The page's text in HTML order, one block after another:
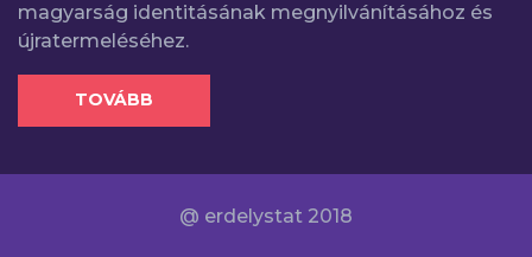
magyarság identitásának megnyilvánításához és
újratermeléséhez.
TOVÁBB
@ erdelystat 2018